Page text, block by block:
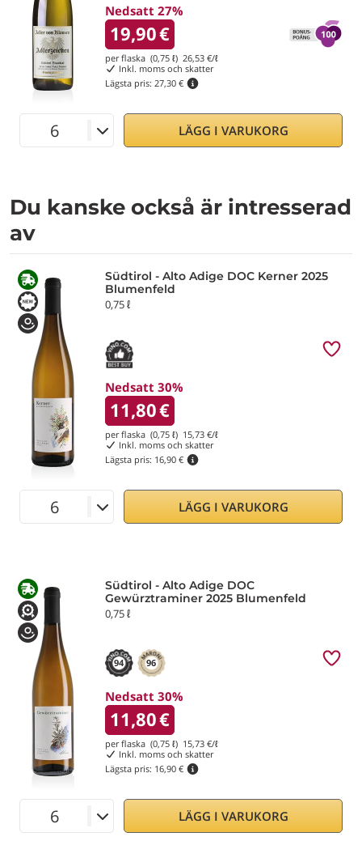
Nedsatt 27%
19,90€
per flaska (0,75 ℓ) 26,53 €/ℓ
Inkl. moms och skatter
Lägsta pris: 27,30 €
LÄGG I VARUKORG
Du kanske också är intresserad
av
Südtirol - Alto Adige DOC Kerner 2025
Blumenfeld
0,75 ℓ
Nedsatt 30%
11,80€
per flaska (0,75 ℓ) 15,73 €/ℓ
Inkl. moms och skatter
Lägsta pris: 16,90 €
LÄGG I VARUKORG
Südtirol - Alto Adige DOC
Gewürztraminer 2025 Blumenfeld
0,75 ℓ
94 96
Nedsatt 30%
11,80€
per flaska (0,75 ℓ) 15,73 €/ℓ
Inkl. moms och skatter
Lägsta pris: 16,90 €
LÄGG I VARUKORG